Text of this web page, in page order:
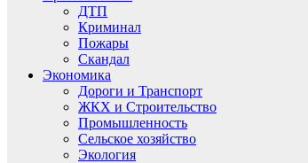
ДТП
Криминал
Пожары
Скандал
Экономика
Дороги и Транспорт
ЖКХ и Строительство
Промышленность
Сельское хозяйство
Экология